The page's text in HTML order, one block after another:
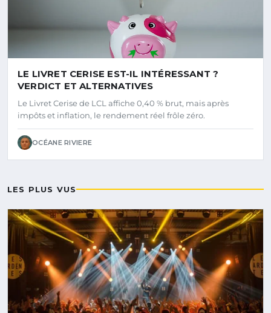
LE LIVRET CERISE EST-IL INTÉRESSANT ?
VERDICT ET ALTERNATIVES
Le Livret Cerise de LCL affiche 0,40 % brut, mais après
impôts et inflation, le rendement réel frôle zéro.
OCÉANE RIVIERE
LES PLUS VUS